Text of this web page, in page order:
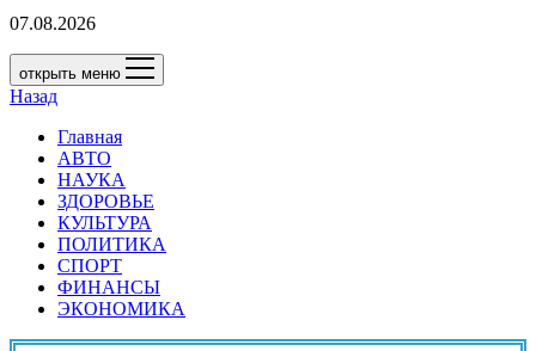
07.08.2026
открыть меню
Назад
Главная
АВТО
НАУКА
ЗДОРОВЬЕ
КУЛЬТУРА
ПОЛИТИКА
СПОРТ
ФИНАНСЫ
ЭКОНОМИКА